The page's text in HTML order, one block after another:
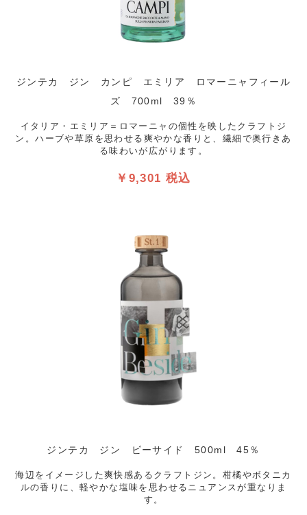
ジンテカ ジン カンピ エミリア ロマーニャフィール
ズ 700ml 39％
イタリア・エミリア＝ロマーニャの個性を映したクラフトジ
ン。ハーブや草原を思わせる爽やかな香りと、繊細で奥行きあ
る味わいが広がります。
￥9,301 税込
ジンテカ ジン ビーサイド 500ml 45％
海辺をイメージした爽快感あるクラフトジン。柑橘やボタニカ
ルの香りに、軽やかな塩味を思わせるニュアンスが重なりま
す。